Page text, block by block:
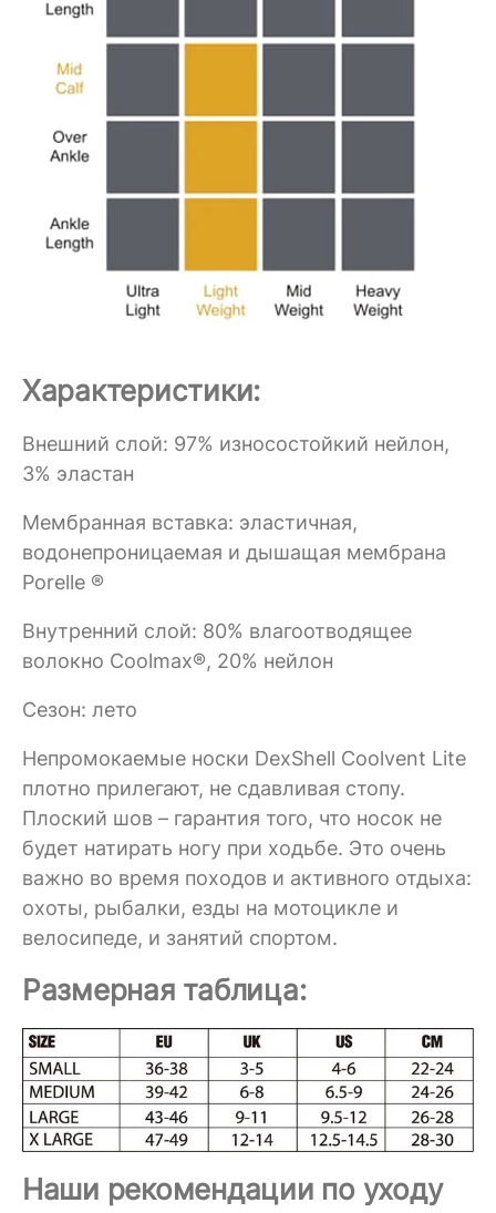
Характеристики:
Внешний слой: 97% износостойкий нейлон,
3% эластан
Мембранная вставка: эластичная,
водонепроницаемая и дышащая мембрана
Porelle ®
Внутренний слой: 80% влагоотводящее
волокно Coolmax®, 20% нейлон
Сезон: лето
Непромокаемые носки DexShell Coolvent Lite
плотно прилегают, не сдавливая стопу.
Плоский шов – гарантия того, что носок не
будет натирать ногу при ходьбе. Это очень
важно во время походов и активного отдыха:
охоты, рыбалки, езды на мотоцикле и
велосипеде, и занятий спортом.
Размерная таблица:
Наши рекомендации по уходу